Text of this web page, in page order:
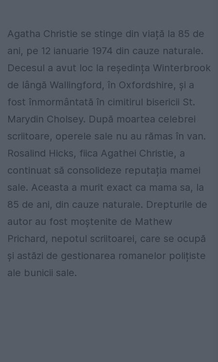
Agatha Christie se stinge din viață la 85 de
ani, pe 12 ianuarie 1974 din cauze naturale.
Decesul a avut loc la reședința Winterbrook
de lângă Wallingford, în Oxfordshire, și a
fost înmormântată în cimitirul bisericii St.
Marydin Cholsey. După moartea celebrei
scriitoare, operele sale nu au rămas în van.
Rosalind Hicks, fiica Agathei Christie, a
continuat să consolideze reputația mamei
sale. Aceasta a murit exact ca mama sa, la
85 de ani, din cauze naturale. Drepturile de
autor au fost moștenite de Mathew
Prichard, nepotul scriitoarei, care se ocupă
și astăzi de gestionarea romanelor polițiste
ale bunicii sale.